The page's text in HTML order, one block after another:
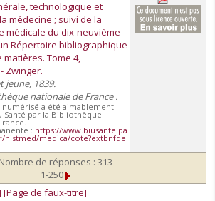
technologique et
médecine ; suivi de la
médicale du dix-neuvième
Répertoire bibliographique
Tome 4,
Zwinger.
jeune, 1839.
nationale de France .
numérisé a été aimablement
Santé par la Bibliothèque
: https://www.biusante.pa
histmed/medica/cote?extbnfde
Nombre de réponses : 313
1-250
de faux-titre]